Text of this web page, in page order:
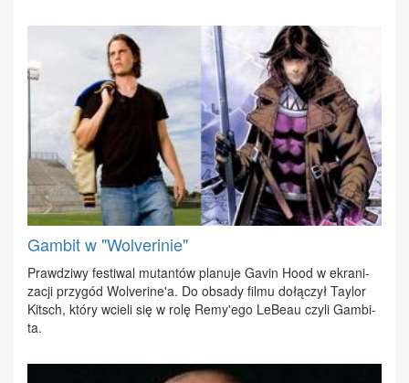
Gambit w "Wolverinie"
Praw­dzi­wy fe­sti­wal mu­tan­tów pla­nu­je Ga­vin Ho­od w ekra­ni­
za­cji przy­gód Wo­lve­ri­ne'a. Do ob­sa­dy fil­mu do­łą­czył Tay­lor
Kitsch, któ­ry wcie­li się w ro­lę Re­my'ego Le­Be­au czy­li Gam­bi­
ta.